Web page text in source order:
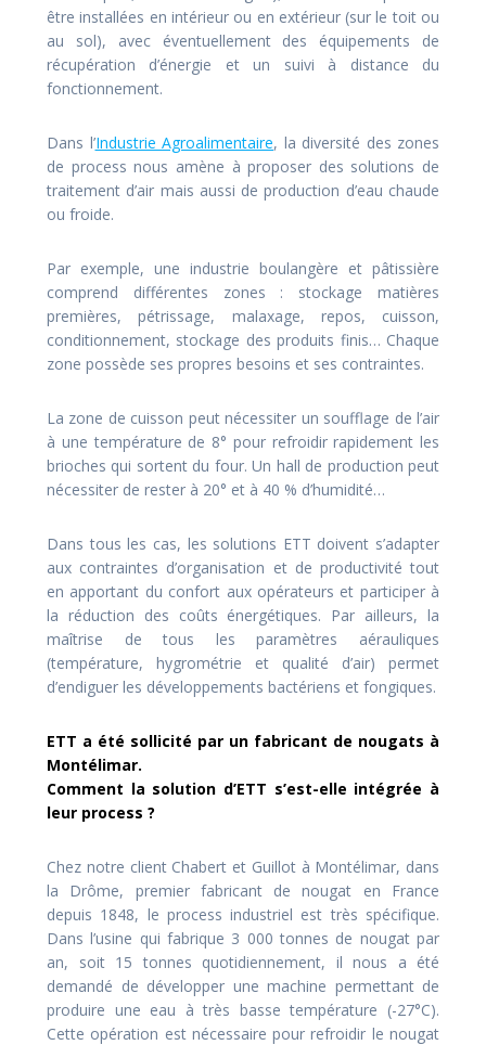
être installées en intérieur ou en extérieur (sur le toit ou
au sol), avec éventuellement des équipements de
récupération d’énergie et un suivi à distance du
fonctionnement.
Dans l’Industrie Agroalimentaire, la diversité des zones
de process nous amène à proposer des solutions de
traitement d’air mais aussi de production d’eau chaude
ou froide.
Par exemple, une industrie boulangère et pâtissière
comprend différentes zones : stockage matières
premières, pétrissage, malaxage, repos, cuisson,
conditionnement, stockage des produits finis… Chaque
zone possède ses propres besoins et ses contraintes.
La zone de cuisson peut nécessiter un soufflage de l’air
à une température de 8° pour refroidir rapidement les
brioches qui sortent du four. Un hall de production peut
nécessiter de rester à 20° et à 40 % d’humidité…
Dans tous les cas, les solutions ETT doivent s’adapter
aux contraintes d’organisation et de productivité tout
en apportant du confort aux opérateurs et participer à
la réduction des coûts énergétiques. Par ailleurs, la
maîtrise de tous les paramètres aérauliques
(température, hygrométrie et qualité d’air) permet
d’endiguer les développements bactériens et fongiques.
ETT a été sollicité par un fabricant de nougats à
Montélimar.
Comment la solution d’ETT s’est-elle intégrée à
leur process ?
Chez notre client Chabert et Guillot à Montélimar, dans
la Drôme, premier fabricant de nougat en France
depuis 1848, le process industriel est très spécifique.
Dans l’usine qui fabrique 3 000 tonnes de nougat par
an, soit 15 tonnes quotidiennement, il nous a été
demandé de développer une machine permettant de
produire une eau à très basse température (-27°C).
Cette opération est nécessaire pour refroidir le nougat